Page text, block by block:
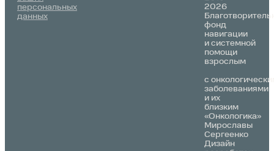
персональных
данных
Дизайн
2026
фонд
навигации
и системной
помощи
взрослым
с
заболеваниями
и их
близким
«Онкологика»
Мирославы
Сергеенко